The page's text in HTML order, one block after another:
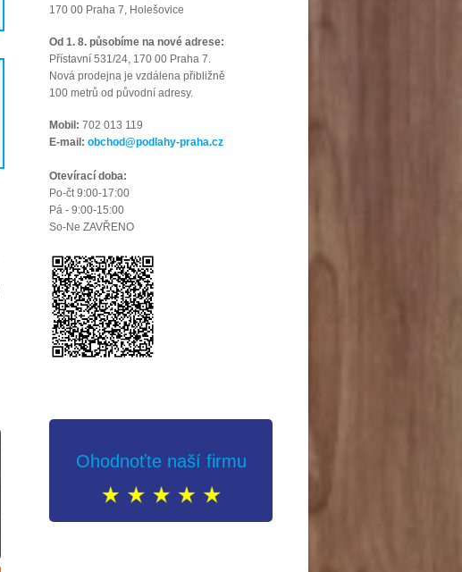
170 00 Praha 7, Holešovice
Od 1. 8. působíme na nové adrese:
Přístavní 531/24, 170 00 Praha 7.
Nová prodejna je vzdálena přibližně
100 metrů od původní adresy.
Mobil: 702 013 119
E-mail: obchod@podlahy-praha.cz
Otevírací doba:
Po-čt 9:00-17:00
Pá - 9:00-15:00
So-Ne ZAVŘENO
Ohodnoťte naší firmu